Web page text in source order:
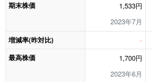
期末株価
1,533円
2023年7月
増減率(昨対比) -
最高株価
1,700円
2023年6月